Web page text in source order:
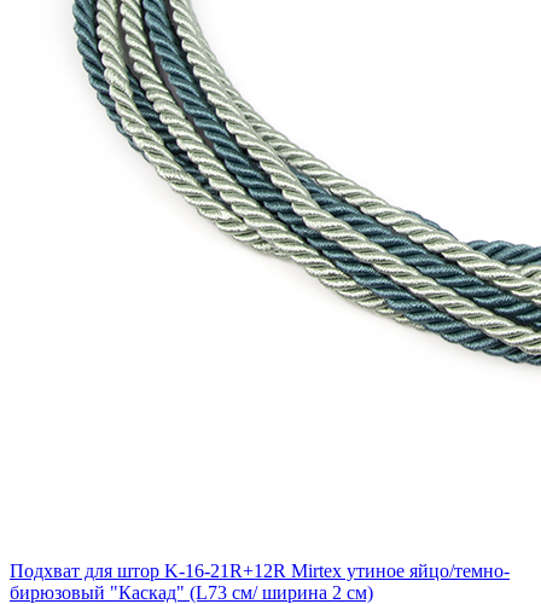
Подхват для штор K-16-21R+12R Mirtex утиное яйцо/темно-
бирюзовый "Каскад" (L73 см/ ширина 2 см)